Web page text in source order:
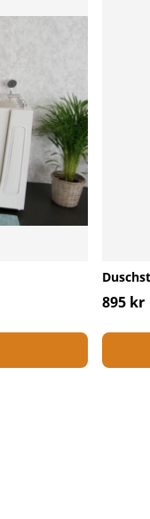
895 kr